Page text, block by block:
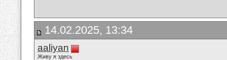
14.02.2025, 13:34
aaliyan
Живу я здесь